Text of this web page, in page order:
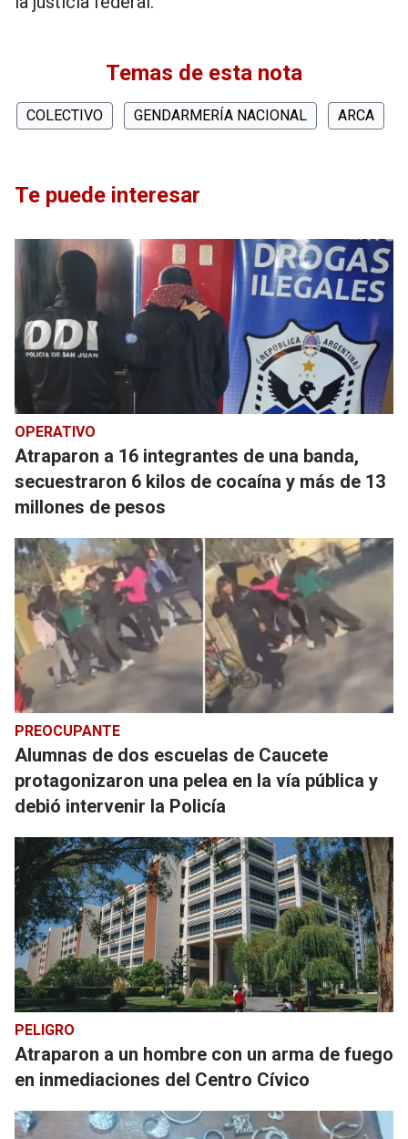
Temas de esta nota
COLECTIVO GENDARMERÍA NACIONAL ARCA
Te puede interesar
OPERATIVO
Atraparon a 16 integrantes de una banda,
secuestraron 6 kilos de cocaína y más de 13
millones de pesos
PREOCUPANTE
Alumnas de dos escuelas de Caucete
protagonizaron una pelea en la vía pública y
debió intervenir la Policía
PELIGRO
Atraparon a un hombre con un arma de fuego
en inmediaciones del Centro Cívico